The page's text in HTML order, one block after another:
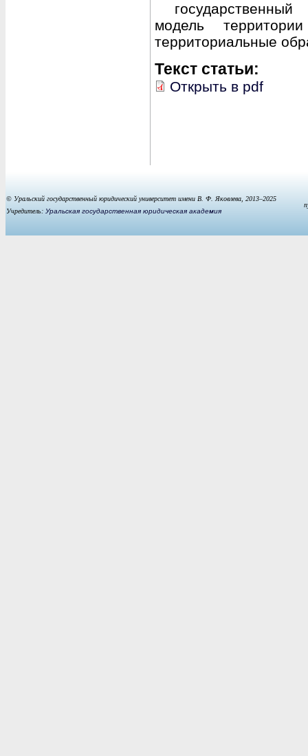
модель
территориальные
Текст статьи:
Открыть в pdf
© Уральский государственный юридический университет имени В. Ф. Яковлева, 2013–2025
Учредитель: Уральская государственная юридическая академия